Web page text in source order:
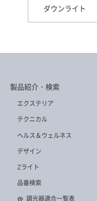
DD-3684-L
ダウンライト
製品紹介・検索
エクステリア
テクニカル
ヘルス＆ウェルネス
デザイン
Zライト
品番検索
調光器適合一覧表